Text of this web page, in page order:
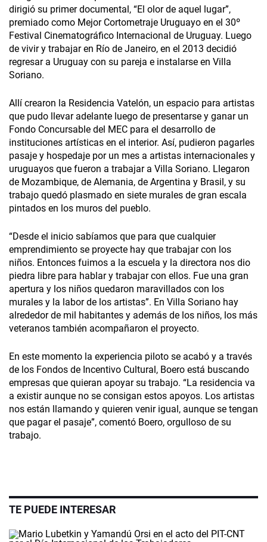
dirigió su primer documental, “El olor de aquel lugar”,
premiado como Mejor Cortometraje Uruguayo en el 30º
Festival Cinematográfico Internacional de Uruguay. Luego
de vivir y trabajar en Río de Janeiro, en el 2013 decidió
regresar a Uruguay con su pareja e instalarse en Villa
Soriano.
Allí crearon la Residencia Vatelón, un espacio para artistas
que pudo llevar adelante luego de presentarse y ganar un
Fondo Concursable del MEC para el desarrollo de
instituciones artísticas en el interior. Así, pudieron pagarles
pasaje y hospedaje por un mes a artistas internacionales y
uruguayos que fueron a trabajar a Villa Soriano. Llegaron
de Mozambique, de Alemania, de Argentina y Brasil, y su
trabajo quedó plasmado en siete murales de gran escala
pintados en los muros del pueblo.
“Desde el inicio sabíamos que para que cualquier
emprendimiento se proyecte hay que trabajar con los
niños. Entonces fuimos a la escuela y la directora nos dio
piedra libre para hablar y trabajar con ellos. Fue una gran
apertura y los niños quedaron maravillados con los
murales y la labor de los artistas”. En Villa Soriano hay
alrededor de mil habitantes y además de los niños, los más
veteranos también acompañaron el proyecto.
En este momento la experiencia piloto se acabó y a través
de los Fondos de Incentivo Cultural, Boero está buscando
empresas que quieran apoyar su trabajo. “La residencia va
a existir aunque no se consigan estos apoyos. Los artistas
nos están llamando y quieren venir igual, aunque se tengan
que pagar el pasaje”, comentó Boero, orgulloso de su
trabajo.
TE PUEDE INTERESAR